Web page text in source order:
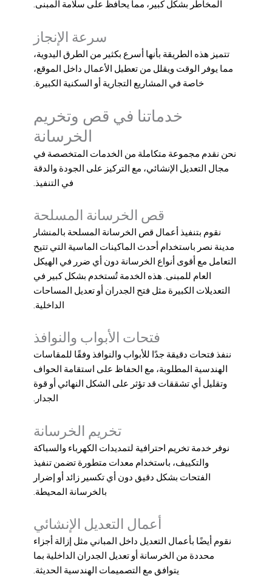
المخاطر بشكل كبير، مما يحافظ على سلامة المبنى.
سرعة الإنجاز
تتميز هذه الطريقة بأنها أسرع بكثير من الطرق اليدوية،
مما يوفر الوقت ويقلل من تعطيل الأعمال داخل الموقع،
خاصة في المشاريع التجارية أو السكنية الكبيرة.
خدماتنا في قص وتخريم
الخرسانة
نحن نقدم مجموعة متكاملة من الخدمات المتخصصة في
مجال التعديل الإنشائي، مع التركيز على الجودة والدقة
في التنفيذ.
قص الخرسانة المسلحة
نقوم بتنفيذ أعمال قص الخرسانة المسلحة بالمنشار
مدينة نصر باستخدام أحدث الماكينات الماسية التي تتيح
التعامل مع أقوى أنواع الخرسانة دون أي ضرر في الهيكل
العام للمبنى. هذه الخدمة تُستخدم بشكل كبير في
التعديلات الكبيرة مثل فتح الجدران أو تعديل المساحات
الداخلية.
فتحات الأبواب والنوافذ
ننفذ فتحات دقيقة جدًا للأبواب والنوافذ وفقًا للمقاسات
الهندسية المطلوبة، مع الحفاظ على استقامة الحواف
وتقليل أي تشققات قد تؤثر على الشكل النهائي أو قوة
الجدار.
تخريم الخرسانة
نوفر خدمة تخريم احترافية لتمديدات الكهرباء والسباكة
والتكييف، باستخدام معدات متطورة تضمن تنفيذ
الفتحات بشكل دقيق دون أي تكسير زائد أو إضرار
بالخرسانة المحيطة.
أعمال التعديل الإنشائي
نقوم أيضًا بأعمال التعديل داخل المباني مثل إزالة أجزاء
محددة من الخرسانة أو تعديل الجدران الداخلية بما
يتوافق مع التصميمات الهندسية الحديثة.